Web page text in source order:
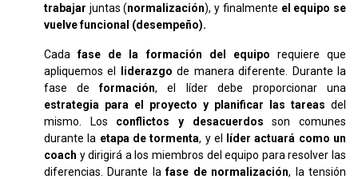
trabajar juntas (normalización), y finalmente el equipo se
vuelve funcional (desempeño).
Cadafase de la formación del equipo requiere que
apliquemos el liderazgo de manera diferente. Durante la
fase deformación, el líder debe proporcionar una
estrategia para el proyecto y planificar las tareas del
mismo. Los conflictos y desacuerdos son comunes
durante la etapa de tormenta, y el líder actuará como un
coach y dirigirá a los miembros del equipo para resolver las
diferencias. Durante lafase de normalización, la tensión